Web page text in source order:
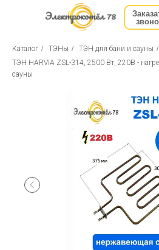
Каталог / ТЭНы / ТЭН для бани и сауны /
ТЭН HARVIA ZSL-314, 2500 Вт, 220В -
сауны